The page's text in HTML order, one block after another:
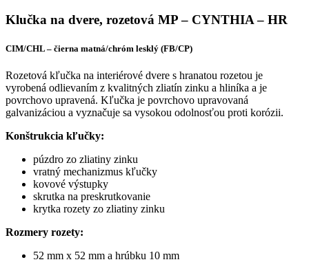
Klučka na dvere, rozetová MP – CYNTHIA – HR
CIM/CHL – čierna matná/chróm lesklý (FB/CP)
Rozetová kľučka na interiérové dvere s hranatou rozetou je
vyrobená odlievaním z kvalitných zliatín zinku a hliníka a je
povrchovo upravená. Kľučka je povrchovo upravovaná
galvanizáciou a vyznačuje sa vysokou odolnosťou proti korózii.
Konštrukcia kľučky:
púzdro zo zliatiny zinku
vratný mechanizmus kľučky
kovové výstupky
skrutka na preskrutkovanie
krytka rozety zo zliatiny zinku
Rozmery rozety:
52 mm x 52 mm a hrúbku 10 mm